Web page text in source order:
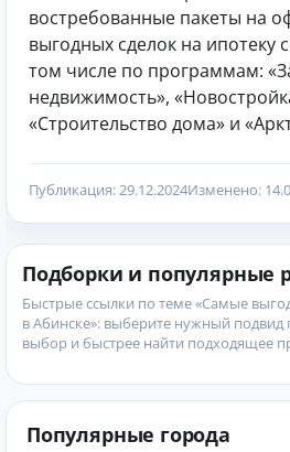
востребованные пакеты на
выгодных сделок на ипотеку
том числе по программам:
недвижимость»,
«Строительство дома» и
Публикация: 29.12.2024Изменено:
Подборки и популярные
Быстрые ссылки по теме «Самые
в Абинске»: выберите нужный подвид
выбор и быстрее найти подходящее
Популярные города